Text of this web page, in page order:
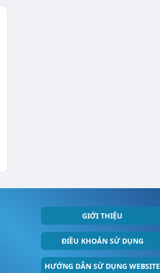
GIỚI THIỆU
ĐIỀU KHOẢN SỬ DỤNG
HƯỚNG DẪN SỬ DỤNG WEBSITE